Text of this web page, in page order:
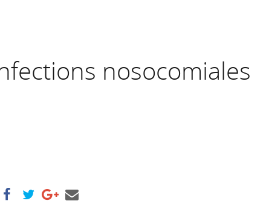
nosocomiales